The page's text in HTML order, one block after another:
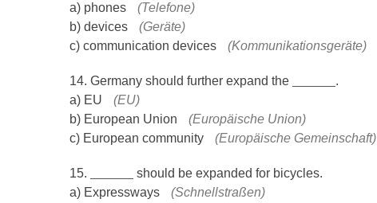
a) phones
(Telefone)
b) devices
(Geräte)
c) communication devices
(Kommunikationsgeräte)
14. Germany should further expand the
.
a) EU
(EU)
b) European Union
(Europäische Union)
c) European community
(Europäische Gemeinschaft)
15.
should be expanded for bicycles.
a) Expressways
(Schnellstraßen)